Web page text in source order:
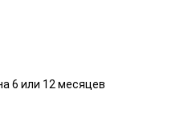
6 или 12 месяцев